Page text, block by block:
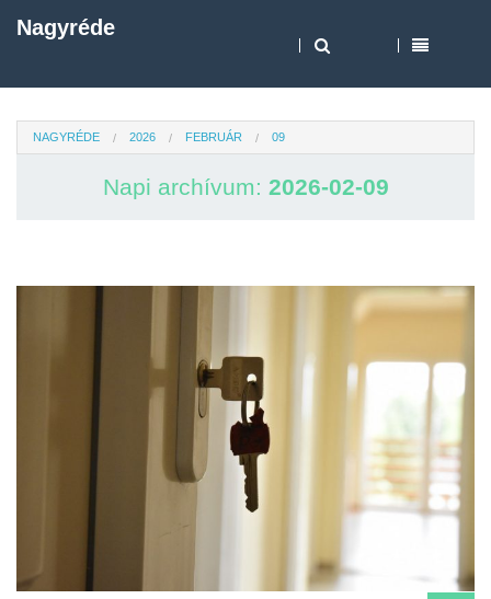
Nagyréde
NAGYRÉDE 2026 FEBRUÁR 09
Napi archívum: 2026-02-09